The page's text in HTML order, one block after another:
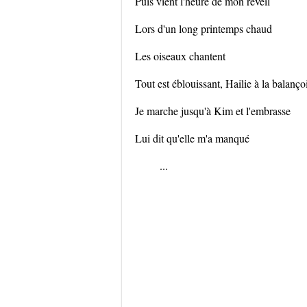
Lors d'un long printemps chaud
Les oiseaux chantent
Tout est éblouissant, Hailie à la
Je marche jusqu'à Kim et l'embrasse
Lui dit qu'elle m'a manqué
...